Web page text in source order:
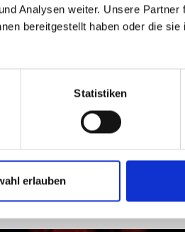
Analysen weiter. Unsere Partner
bereitgestellt haben oder die
Statistiken
erlauben